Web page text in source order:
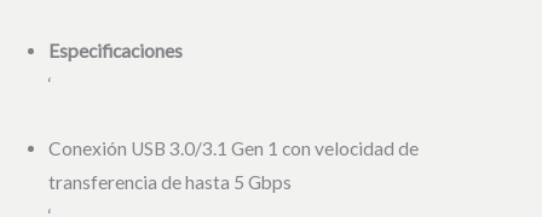
Especificaciones
‘
Conexión USB 3.0/3.1 Gen 1 con velocidad de
transferencia de hasta 5 Gbps